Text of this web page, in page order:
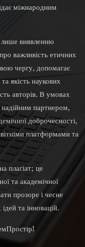
міжнародним
лише виявленню
важливість етичних
чергу, допомагає
якість наукових
авторів. В умовах
партнером,
доброчесності,
платформами та
плагіат; це
та академічної
прозоре і чесне
та інновацій.